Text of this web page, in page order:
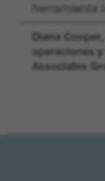
herramienta
Diana
operaciones
Associates